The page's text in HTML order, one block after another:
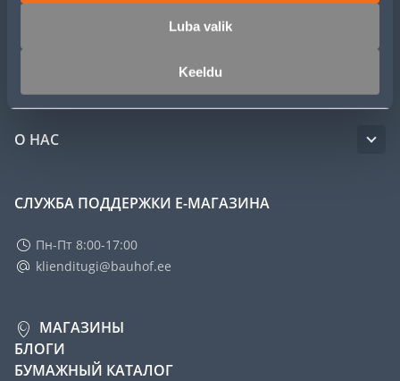
Luba valik
Keeldu
КЛУБ МАСТЕРОВ
О НАС
СЛУЖБА ПОДДЕРЖКИ Е-МАГАЗИНА
Пн-Пт 8:00-17:00
klienditugi@bauhof.ee
МАГАЗИНЫ
БЛОГИ
БУМАЖНЫЙ КАТАЛОГ